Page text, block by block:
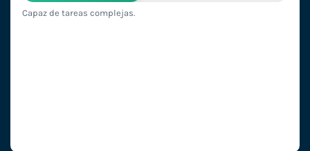
Capaz de tareas complejas.